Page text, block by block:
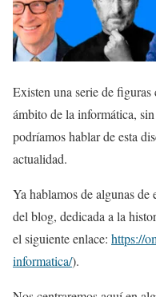
Existen una serie de
ámbito de la informática,
podríamos hablar de esta
actualidad.
Ya hablamos de algunas de
del blog, dedicada a la
el siguiente enlace: https://
informatica/).